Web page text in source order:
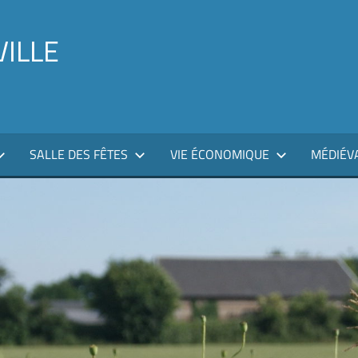
SALLE DES FÊTES VIE ÉCONOMIQUE